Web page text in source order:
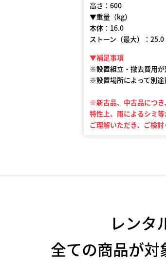
高さ：600
▼重量（kg）
本体：16.0
ストーン（最大）：25.0
▼補足事項
※設置組立・撤去費用が
※設置場所によって別途
※新古品、中古品につき
特性上、雨によるシミ
ご理解いただき、ご検
レンタ
全ての商品が